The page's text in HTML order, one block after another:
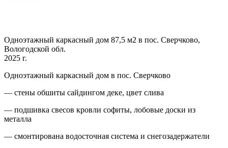
Одноэтажный каркасный дом 87,5 м2 в пос. Сверчково,
Вологодской обл.
2025 г.
Одноэтажный каркасный дом в пос. Сверчково
— стены обшиты сайдингом деке, цвет слива
— подшивка свесов кровли софиты, лобовые доски из
металла
— смонтирована водосточная система и снегозадержатели